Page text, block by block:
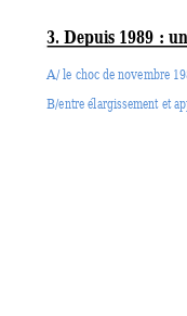
3. Depuis 1989 :
A/ le choc de novembre
B/entre élargissement et